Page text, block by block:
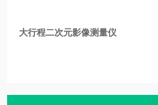
大行程二次元影像测量仪